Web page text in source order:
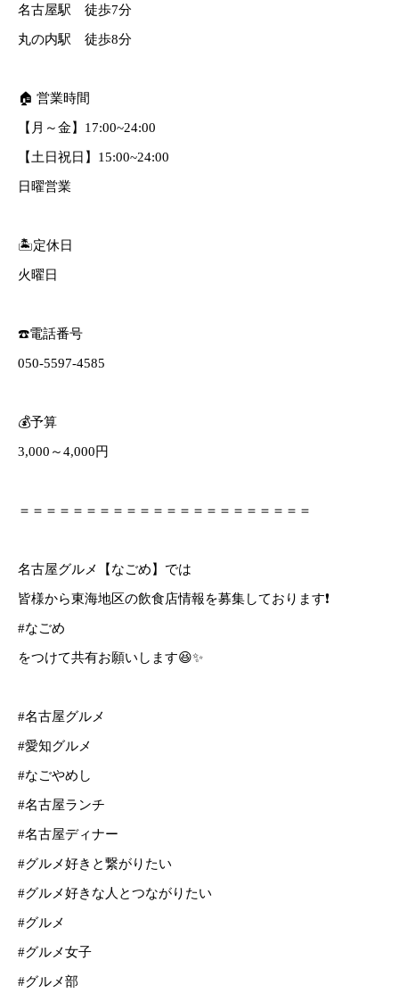
名古屋駅 徒歩7分
丸の内駅 徒歩8分
🏠 営業時間
【月～金】17:00~24:00
【土日祝日】15:00~24:00
日曜営業
🏝定休日
火曜日
☎️電話番号
050-5597-4585
💰予算
3,000～4,000円
＝＝＝＝＝＝＝＝＝＝＝＝＝＝＝＝＝＝＝＝＝＝
名古屋グルメ【なごめ】では
皆様から東海地区の飲食店情報を募集しております❗️
#なごめ
をつけて共有お願いします😆✨
#名古屋グルメ
#愛知グルメ
#なごやめし
#名古屋ランチ
#名古屋ディナー
#グルメ好きと繋がりたい
#グルメ好きな人とつながりたい
#グルメ
#グルメ女子
#グルメ部